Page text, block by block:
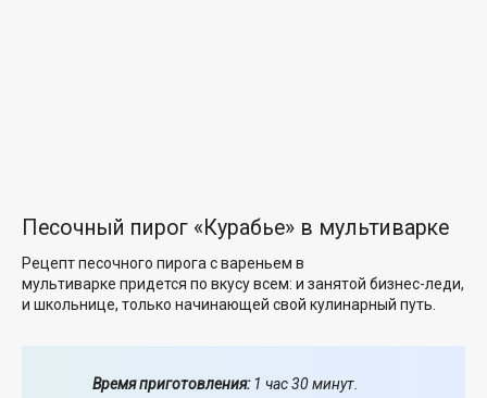
Песочный пирог «Курабье» в мультиварке
Рецепт песочного пирога с вареньем в
мультиварке придется по вкусу всем: и занятой бизнес-леди,
и школьнице, только начинающей свой кулинарный путь.
Время приготовления:1 час 30 минут.